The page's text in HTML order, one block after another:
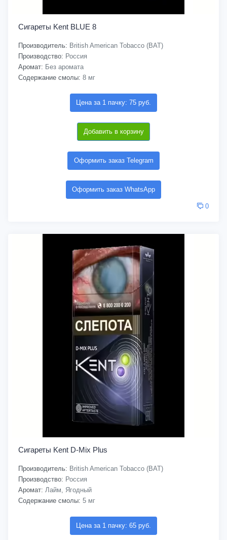
Сигареты Kent BLUE 8
Производитель: British American Tobacco (BAT)
Производство: Россия
Аромат: Без аромата
Содержание смолы: 8 мг
Цена за 1 пачку: 75 руб.
Добавить в корзину
Оформить заказ Telegram
Оформить заказ WhatsApp
0
Сигареты Kent D-Mix Plus
Производитель: British American Tobacco (BAT)
Производство: Россия
Аромат: Лайм, Ягодный
Содержание смолы: 5 мг
Цена за 1 пачку: 65 руб.